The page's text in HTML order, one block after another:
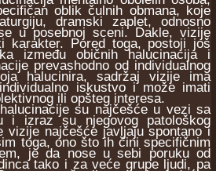
oblik čulnih obmana, koje
dramski zaplet, odnosno
u posebnoj sceni. Dakle, vizije
karakter. Pored toga, postoji još
između običnih halucinacija i
prevashodno od individualnog
halucinira, sadržaj vizije ima
iskustvo i može imati
ili opšteg interesa.
su najčešće u vezi sa
i izraz su njegovog patološkog
vizije najčešće javljaju spontano i
toga, ono što ih čini specifičnim
je da nose u sebi poruku od
tako i za veće grupe ljudi, pa